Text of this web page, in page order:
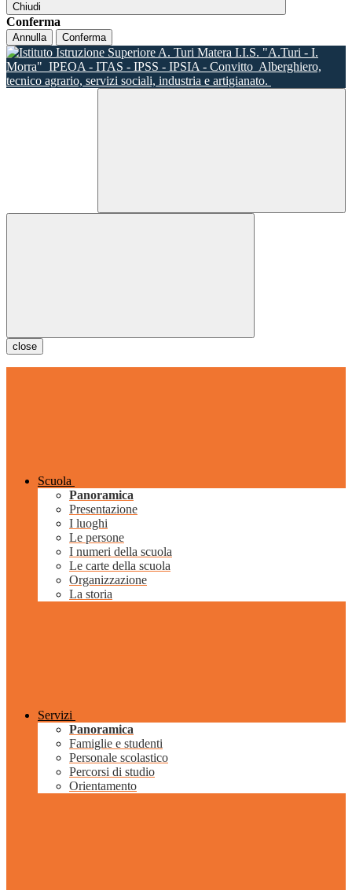
Chiudi
Conferma
Annulla Conferma
I.I.S. "A.Turi - I.
Morra" IPEOA - ITAS - IPSS - IPSIA - Convitto Alberghiero,
tecnico agrario, servizi sociali, industria e artigianato.
close
Scuola
Panoramica
Presentazione
I luoghi
Le persone
I numeri della scuola
Le carte della scuola
Organizzazione
La storia
Servizi
Panoramica
Famiglie e studenti
Personale scolastico
Percorsi di studio
Orientamento